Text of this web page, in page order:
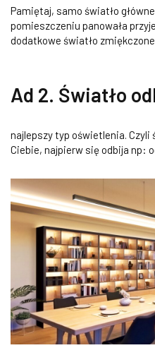
Pamiętaj, samo światło
pomieszczeniu panowała
dodatkowe światło
Ad 2. Światło
najlepszy typ oświetlenia.
Ciebie, najpierw się odbija np: